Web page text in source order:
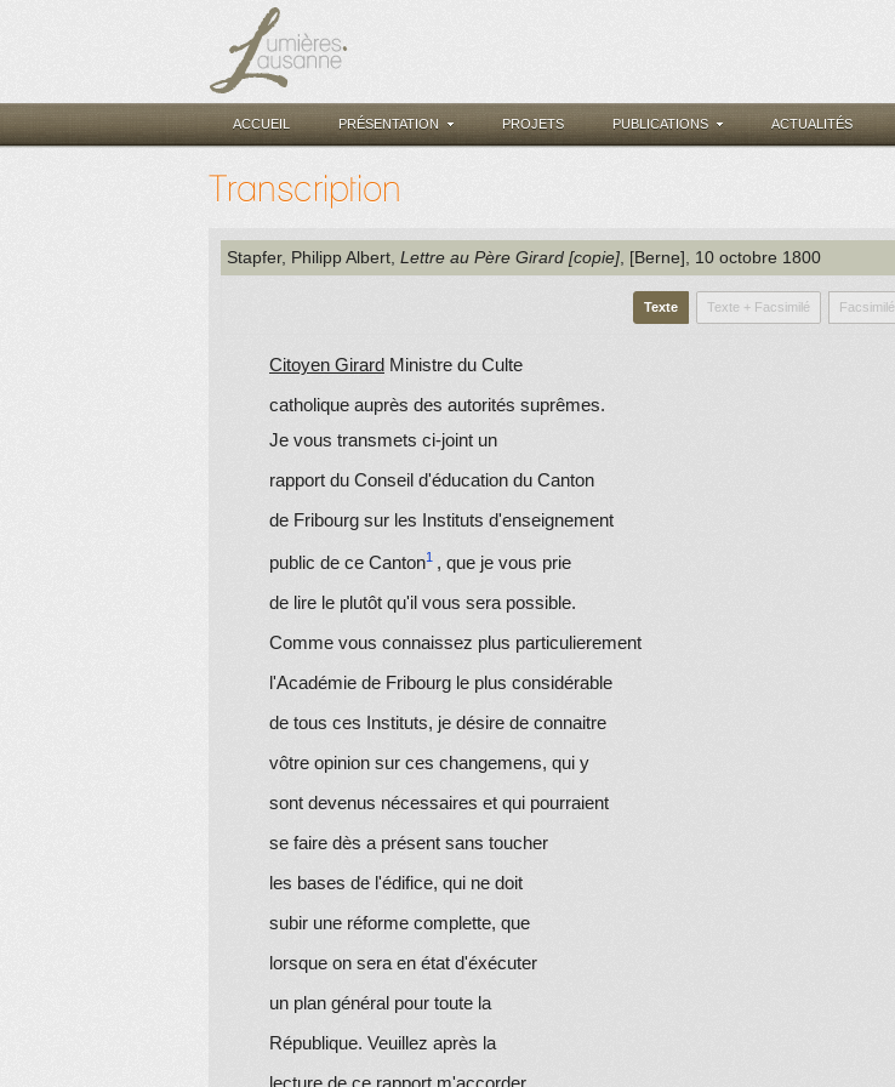
ACCUEIL PRÉSENTATION PROJETS PUBLICATIONS ACTUALITÉS
Transcription
Stapfer, Philipp Albert Lettre au Père Girard [copie] , [Berne] , 10 octobre 1800
Texte Texte + Facsimilé Facsimilé
Citoyen Girard Ministre du Culte
catholique auprès des autorités suprêmes.
Je vous transmets ci-joint un
rapport du Conseil d'éducation du Canton
de Fribourg sur les Instituts d'enseignement
public de ce Canton , que je vous prie
de lire le plutôt qu'il vous sera possible.
Comme vous connaissez plus particulierement
l'Académie de Fribourg le plus considérable
de tous ces Instituts, je désire de connaitre
vôtre opinion sur ces changemens, qui y
sont devenus nécessaires et qui pourraient
se faire dès a présent sans toucher
les bases de l'édifice, qui ne doit
subir une réforme complette, que
lorsque on sera en état d'éxécuter
un plan général pour toute la
République. Veuillez après la